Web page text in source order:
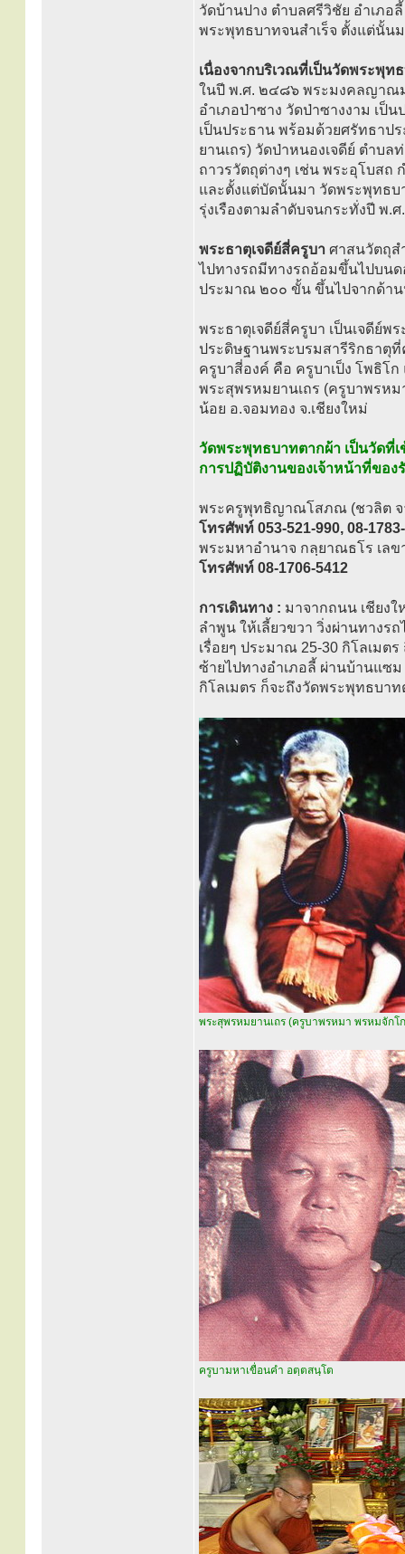
วัดบ้านปาง ตำบลศรีวิชัย อำเภอ
พระพุทธบาทจนสำเร็จ ตั้งแต่นั้น
เนื่องจากบริเวณที่เป็นวัดพระพุ
ในปี พ.ศ. ๒๔๘๖ พระมงคลญาณ
อำเภอป่าซาง วัดป่าซางงาม เป็
เป็นประธาน พร้อมด้วยศรัทธา
ยานเถร) วัดป่าหนองเจดีย์ ตำบ
ถาวรวัตถุต่างๆ เช่น พระอุโบสถ
และตั้งแต่บัดนั้นมา วัดพระพุทธบ
รุ่งเรืองตามลำดับจนกระทั่งปี พ.
พระธาตุเจดีย์สี่ครูบา ศาสนวัตถุส
ไปทางรถมีทางรถอ้อมขึ้นไปบน
ประมาณ ๒๐๐ ขั้น ขึ้นไปจากด้า
พระธาตุเจดีย์สี่ครูบา เป็นเจดีย์
ประดิษฐานพระบรมสารีริกธาตุ
ครูบาสี่องค์ คือ ครูบาเป็ง โพธิโ
พระสุพรหมยานเถร (ครูบาพรห
น้อย อ.จอมทอง จ.เชียงใหม่
วัดพระพุทธบาทตากผ้า เป็นวัดที่
การปฏิบัติงานของเจ้าหน้าที่ขอ
พระครูพุทธิญาณโสภณ (ชวลิต จ
โทรศัพท์ 053-521-990, 08-
พระมหาอำนาจ กลฺยาณธโร เล
โทรศัพท์ 08-1706-5412
การเดินทาง : มาจากถนน เชียง
ลำพูน ให้เลี้ยวขวา วิ่งผ่านทางร
เรื่อยๆ ประมาณ 25-30 กิโลเมต
ซ้ายไปทางอำเภอลี้ ผ่านบ้านแซ
กิโลเมตร ก็จะถึงวัดพระพุทธบาท
พระสุพรหมยานเถร (ครูบาพรหมา พรหมจักโ
ครูบามหาเขื่อนคำ อตฺตสนฺโต